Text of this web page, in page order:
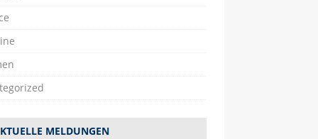
MELDUNGEN